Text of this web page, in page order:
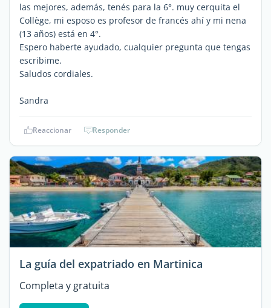
las mejores, además, tenés para la 6°. muy cerquita el
Collège, mi esposo es profesor de francés ahí y mi nena
(13 años) está en 4°.
Espero haberte ayudado, cualquier pregunta que tengas
escribime.
Saludos cordiales.
Sandra
Reaccionar Responder
La guía del expatriado en Martinica
Completa y gratuita